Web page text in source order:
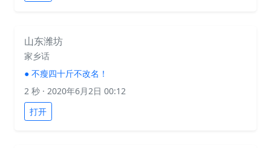
山东潍坊
家乡话
● 不瘦四十斤不改名！
2 秒 · 2020年6月2日 00:12
打开